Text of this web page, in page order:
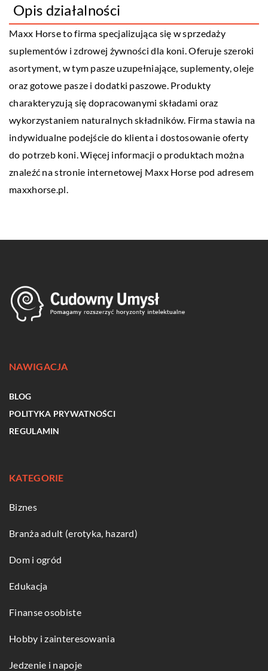
Opis działalności
Maxx Horseto firma specjalizująca się w sprzedaży
suplementów i zdrowej żywności dla koni. Oferuje szeroki
asortyment, w tym pasze uzupełniające, suplementy, oleje
oraz gotowe pasze i dodatki paszowe. Produkty
charakteryzują się dopracowanymi składami oraz
wykorzystaniem naturalnych składników. Firma stawia na
indywidualne podejście do klienta i dostosowanie oferty
do potrzeb koni. Więcej informacji o produktach można
znaleźć na stronie internetowej Maxx Horse pod adresem
maxxhorse.pl.
NAWIGACJA
BLOG
POLITYKA PRYWATNOŚCI
REGULAMIN
KATEGORIE
Biznes
Branża adult (erotyka, hazard)
Dom i ogród
Edukacja
Finanse osobiste
Hobby i zainteresowania
Jedzenie i napoje